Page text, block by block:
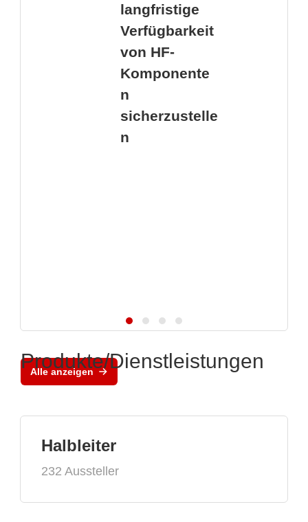
langfristige
Verfügbarkeit
von HF-
Komponente
n
sicherzustelle
n
Alle anzeigen
Produkte/Dienstleistungen
Halbleiter
232 Aussteller